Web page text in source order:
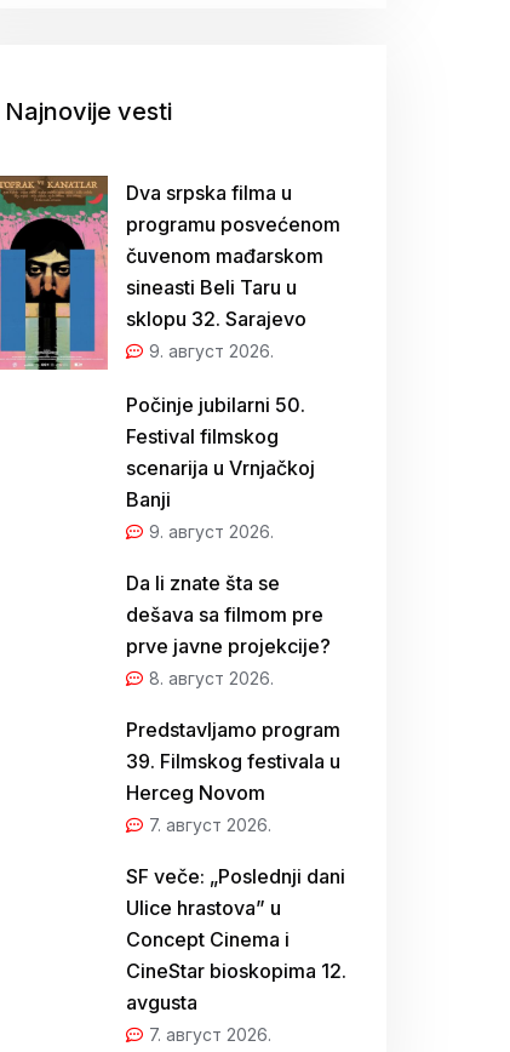
Najnovije vesti
Dva srpska filma u
programu posvećenom
čuvenom mađarskom
sineasti Beli Taru u
sklopu 32. Sarajevo
9. август 2026.
Počinje jubilarni 50.
Festival filmskog
scenarija u Vrnjačkoj
Banji
9. август 2026.
Da li znate šta se
dešava sa filmom pre
prve javne projekcije?
8. август 2026.
Predstavljamo program
39. Filmskog festivala u
Herceg Novom
7. август 2026.
SF veče: „Poslednji dani
Ulice hrastova” u
Concept Cinema i
CineStar bioskopima 12.
avgusta
7. август 2026.